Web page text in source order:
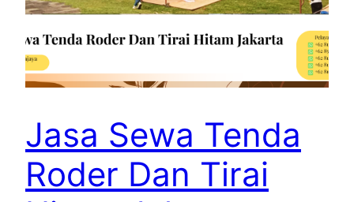
Jasa Sewa Tenda
Roder Dan Tirai